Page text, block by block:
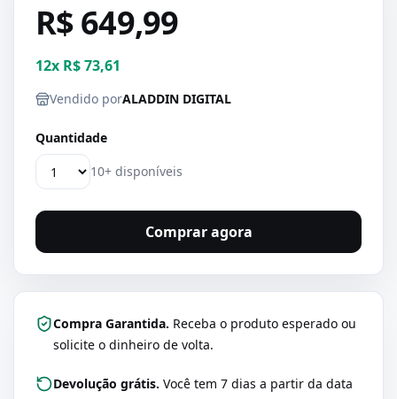
R$ 649,99
12x R$ 73,61
Vendido porALADDIN DIGITAL
Quantidade
10+ disponíveis
Comprar agora
Compra Garantida. Receba o produto esperado ou
solicite o dinheiro de volta.
Devolução grátis. Você tem 7 dias a partir da data